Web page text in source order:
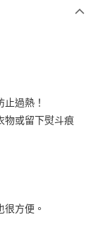
頁面所載為準。
，訂單將自動取
期系統評分，恕無
算日後寄送繳費提
直營門市／銀行轉
公司）所提供，讓
將買賣／分期付款
款。
商店將以您的個人
集、處理及利用，
過熱！
物或留下熨斗痕
方便。